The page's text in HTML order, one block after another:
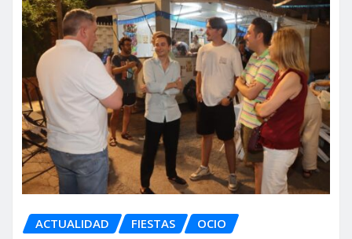
ACTUALIDAD FIESTAS OCIO